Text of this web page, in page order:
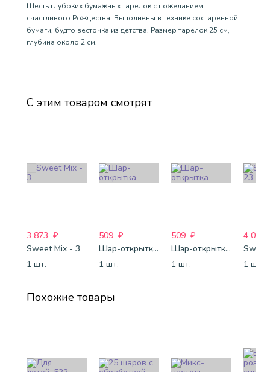
Шесть глубоких бумажных тарелок с пожеланием
счастливого Рождества! Выполнены в технике состаренной
бумаги, будто весточка из детства! Размер тарелок 25 см,
глубина около 2 см.
С этим товаром смотрят
3 873 ₽
Sweet Mix - 3
1 шт.
509 ₽
Шар-открытка "Звезда" (45 см) - 1
1 шт.
509 ₽
Шар-открытка "Сердце" (45 см) - 2
1 шт.
4 088
1 шт.
Похожие товары